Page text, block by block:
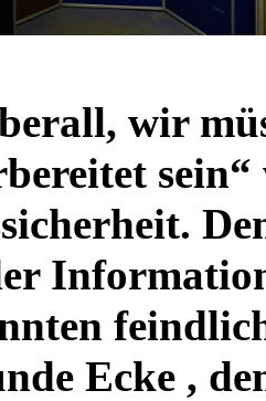
wir
Ecke ,